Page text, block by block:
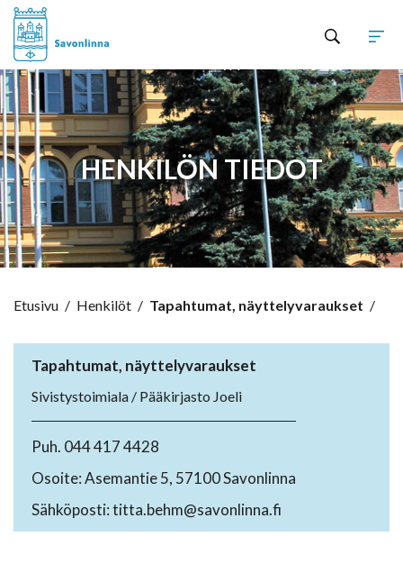
HENKILÖN TIEDOT
Etusivu / Henkilöt / Tapahtumat, näyttelyvaraukset /
Tapahtumat, näyttelyvaraukset
Sivistystoimiala / Pääkirjasto Joeli
Puh. 044 417 4428
Osoite: Asemantie 5, 57100 Savonlinna
Sähköposti: titta.behm@savonlinna.fi